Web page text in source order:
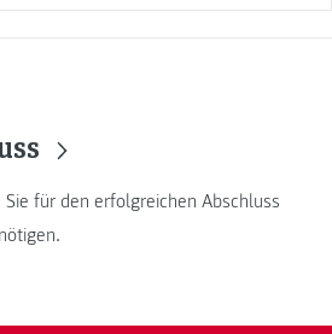
für den erfolgreichen Abschluss